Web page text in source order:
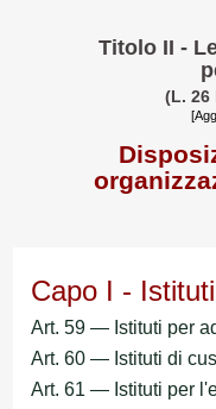
Titolo II -
(L. 26
Capo I -
Art. 59 — Istituti per
Art. 60 — Istituti di
Art. 61 — Istituti per